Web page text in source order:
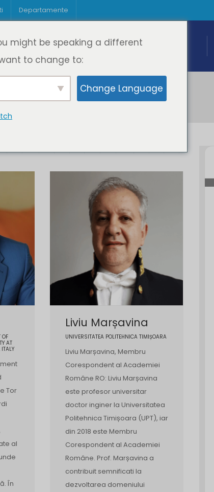
Departamente
Educație
Oferta de cursuri
Educație digitală
OF
AT
Tor
al
În
Liviu Marșavina
UNIVERSITATEA POLITEHNICA TIMIȘOARA
Liviu Marșavina, Membru
Corespondent al Academiei
Române RO: Liviu Marșavina
este profesor universitar
doctor inginer la Universitatea
Politehnica Timișoara (UPT), iar
din 2018 este Membru
Corespondent al Academiei
Române. Prof. Marșavina a
contribuit semnificati la
dezvoltarea domeniului
might be speaking a different
to change to:
Change Language